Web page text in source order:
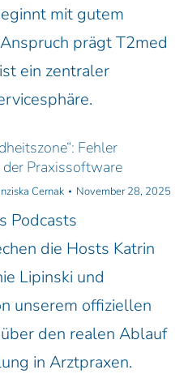
mit gutem
prägt T2med
ein zentraler
Fehler
Praxissoftware
Cernak November 28, 2025
Podcasts
die Hosts Katrin
Lipinski und
unserem offiziellen
den realen Ablauf
in Arztpraxen.